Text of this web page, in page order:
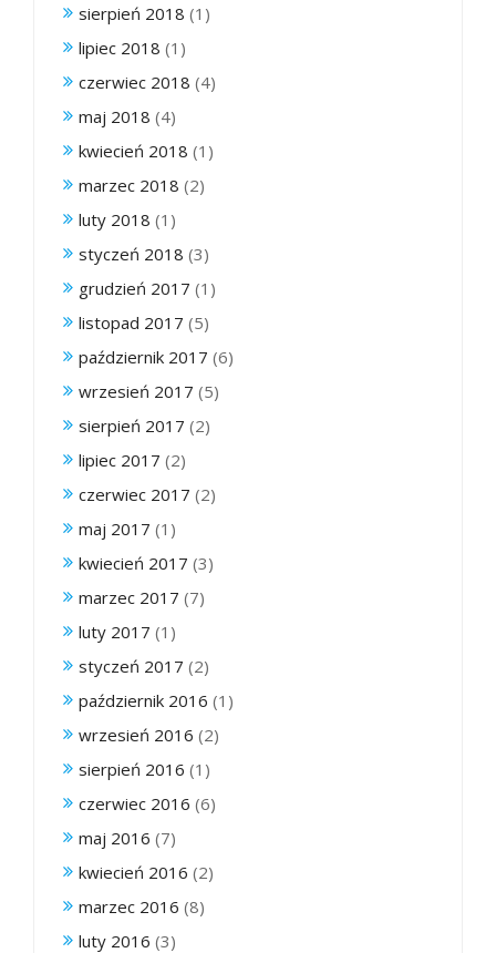
sierpień 2018 (1)
lipiec 2018 (1)
czerwiec 2018 (4)
maj 2018 (4)
kwiecień 2018 (1)
marzec 2018 (2)
luty 2018 (1)
styczeń 2018 (3)
grudzień 2017 (1)
listopad 2017 (5)
październik 2017 (6)
wrzesień 2017 (5)
sierpień 2017 (2)
lipiec 2017 (2)
czerwiec 2017 (2)
maj 2017 (1)
kwiecień 2017 (3)
marzec 2017 (7)
luty 2017 (1)
styczeń 2017 (2)
październik 2016 (1)
wrzesień 2016 (2)
sierpień 2016 (1)
czerwiec 2016 (6)
maj 2016 (7)
kwiecień 2016 (2)
marzec 2016 (8)
luty 2016 (3)